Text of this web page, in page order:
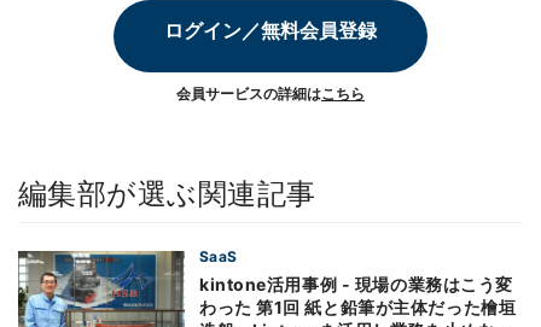
ログイン／無料会員登録
会員サービスの詳細はこちら
編集部が選ぶ関連記事
SaaS
kintone活用事例 - 現場の業務はこう変
わった 第1回 紙と鉛筆が主体だった檜垣